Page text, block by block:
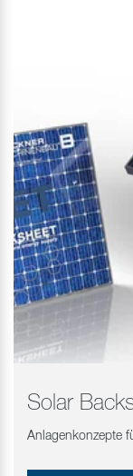
Solar
Anlagenkonzepte